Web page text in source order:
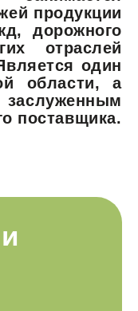
продукции
дорожного
отраслей
один
области, а
поставщика.